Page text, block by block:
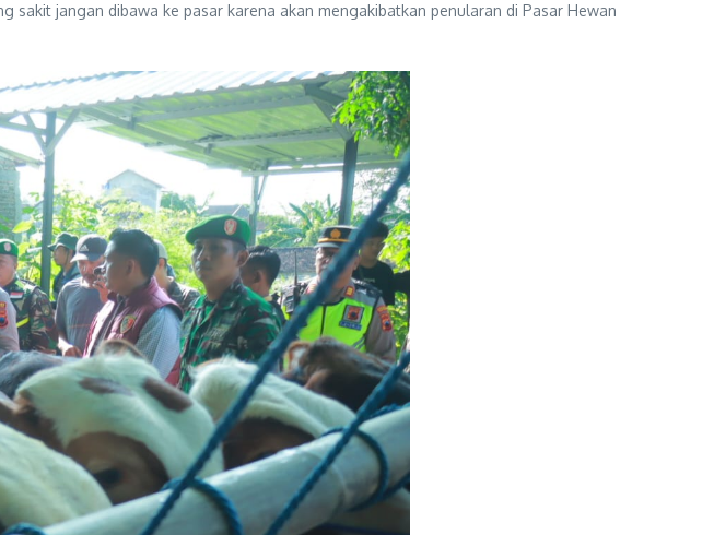
sakit jangan dibawa ke pasar karena akan mengakibatkan penularan di Pasar Hewan